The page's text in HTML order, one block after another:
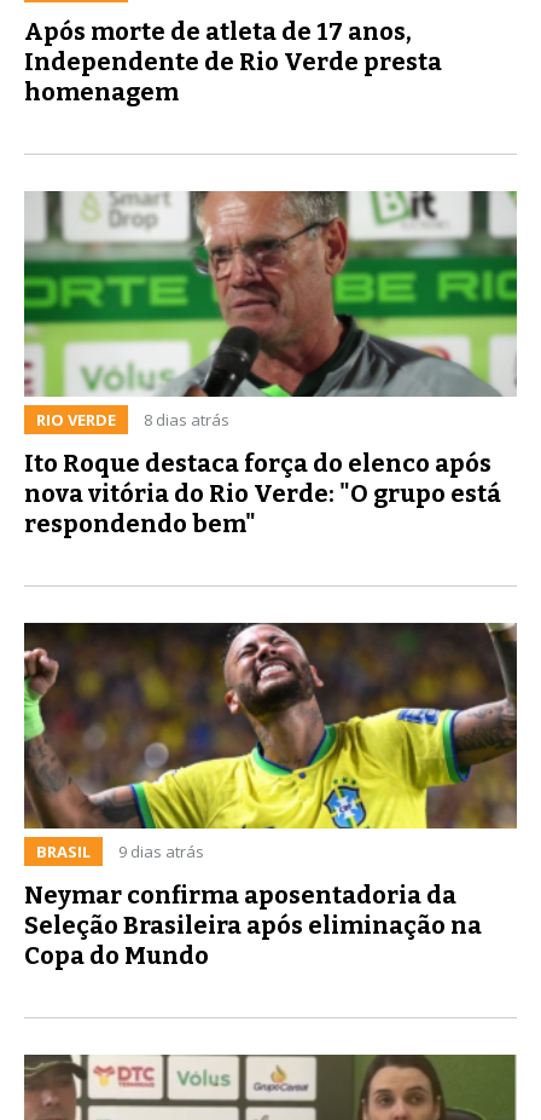
Após morte de atleta de 17 anos,
Independente de Rio Verde presta
homenagem
RIO VERDE 8 dias atrás
Ito Roque destaca força do elenco após
nova vitória do Rio Verde: "O grupo está
respondendo bem"
BRASIL 9 dias atrás
Neymar confirma aposentadoria da
Seleção Brasileira após eliminação na
Copa do Mundo